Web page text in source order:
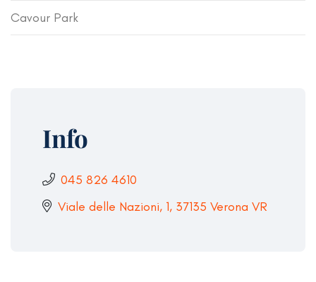
Cavour Park
Info
045 826 4610
Viale delle Nazioni, 1, 37135 Verona VR